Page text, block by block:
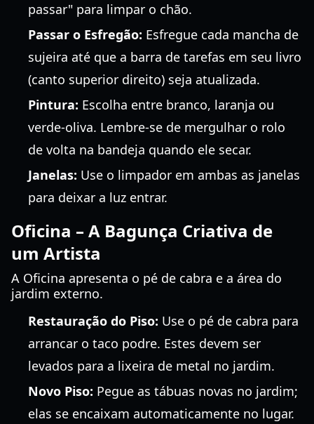
passar" para limpar o chão.
Passar o Esfregão: Esfregue cada mancha de
sujeira até que a barra de tarefas em seu livro
(canto superior direito) seja atualizada.
Pintura: Escolha entre branco, laranja ou
verde-oliva. Lembre-se de mergulhar o rolo
de volta na bandeja quando ele secar.
Janelas: Use o limpador em ambas as janelas
para deixar a luz entrar.
Oficina – A Bagunça Criativa de
um Artista
A Oficina apresenta o pé de cabra e a área do
jardim externo.
Restauração do Piso: Use o pé de cabra para
arrancar o taco podre. Estes devem ser
levados para a lixeira de metal no jardim.
Novo Piso: Pegue as tábuas novas no jardim;
elas se encaixam automaticamente no lugar.